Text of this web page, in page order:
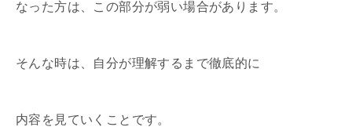
なった方は、この部分が弱い場合があります。
そんな時は、自分が理解するまで徹底的に
内容を見ていくことです。